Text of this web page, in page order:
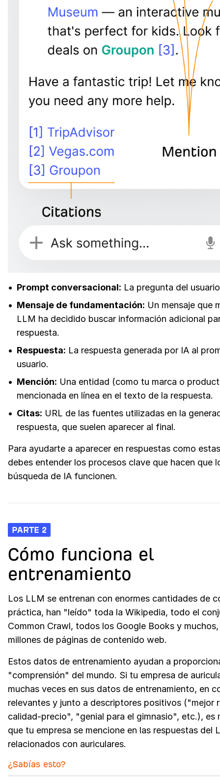
Prompt conversacional: La pregunta del
Mensaje de fundamentación: Un mensaje que
LLM ha decidido buscar información adicional
respuesta.
Respuesta: La respuesta generada por IA al
usuario.
Mención: Una entidad (como tu marca o
mencionada en línea en el texto de la respuesta.
Citas: URL de las fuentes utilizadas en la
respuesta, que suelen aparecer al final.
Para ayudarte a aparecer en respuestas como
debes entender los procesos clave que hacen que
búsqueda de IA funcionen.
PARTE 2
Cómo funciona el
entrenamiento
Los LLM se entrenan con enormes cantidades de
práctica, han "leído" toda la Wikipedia, todo el
Common Crawl, todos los Google Books y
millones de páginas de contenido web.
Estos datos de entrenamiento ayudan a
"comprensión" del mundo. Si tu empresa de
muchas veces en sus datos de entrenamiento, en
relevantes y junto a descriptores positivos ("mejor
calidad-precio", "genial para el gimnasio", etc.), es
que tu empresa se mencione en las respuestas del
relacionados con auriculares.
¿Sabías esto?